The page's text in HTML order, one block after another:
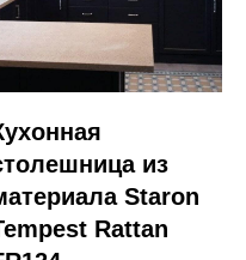
из
Staron
Rattan